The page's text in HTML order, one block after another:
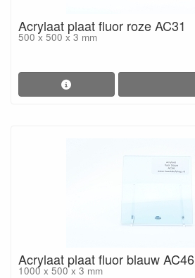
Acrylaat plaat fluor roze AC31
500 x 500 x 3 mm
Acrylaat plaat fluor blauw AC46
1000 x 500 x 3 mm